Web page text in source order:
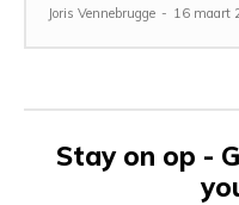
Joris Vennebrugge - 16 maart
Stay on op -